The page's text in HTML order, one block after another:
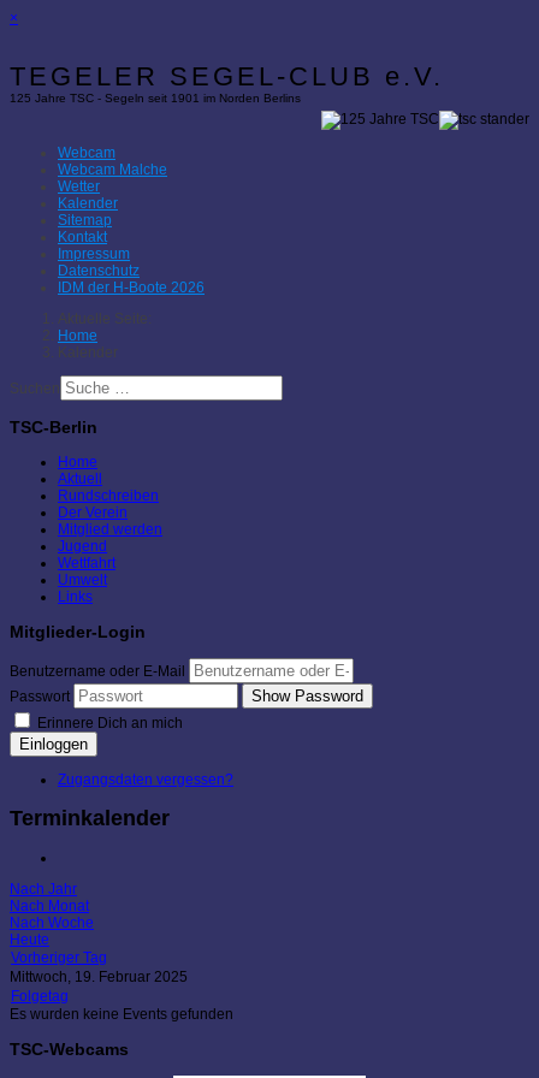
×
TEGELER SEGEL-CLUB e.V.
125 Jahre TSC - Segeln seit 1901 im Norden Berlins
Webcam
Webcam Malche
Wetter
Kalender
Sitemap
Kontakt
Impressum
Datenschutz
IDM der H-Boote 2026
Aktuelle Seite:
Home
Kalender
Suchen
TSC-Berlin
Home
Aktuell
Rundschreiben
Der Verein
Mitglied werden
Jugend
Wettfahrt
Umwelt
Links
Mitglieder-Login
Benutzername oder E-Mail
Passwort
Show Password
Erinnere Dich an mich
Einloggen
Zugangsdaten vergessen?
Terminkalender
Nach Jahr
Nach Monat
Nach Woche
Heute
Vorheriger Tag
Mittwoch, 19. Februar 2025
Folgetag
Es wurden keine Events gefunden
TSC-Webcams